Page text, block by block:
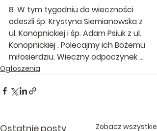
8. W tym tygodniu do wieczności
odeszli śp. Krystyna Siemianowska z
ul. Konopnickiej i śp. Adam Psiuk z ul.
Konopnickiej . Polecajmy ich Bożemu
miłosierdziu. Wieczny odpoczynek …
Ogłoszenia
Ostatnie posty Zobacz wszystkie